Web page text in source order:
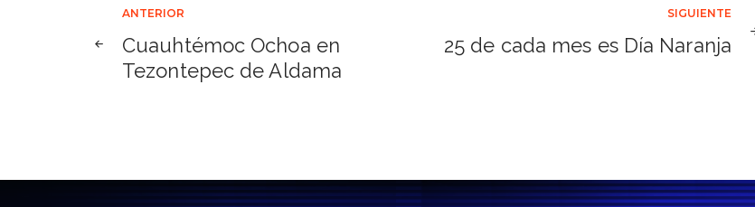
Navegación
de
ANTERIOR
Cuauhtémoc Ochoa en
Tezontepec de Aldama
SIGUIENTE
25 de cada mes es Día Naranja